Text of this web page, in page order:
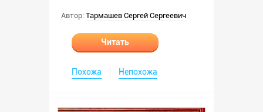
Автор: Тармашев Сергей Сергеевич
Читать
Похожа Непохожа